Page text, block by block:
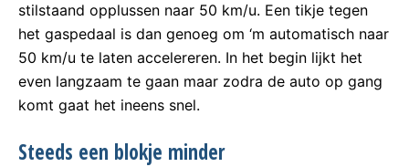
stilstaand opplussen naar 50 km/u. Een tikje tegen
het gaspedaal is dan genoeg om ‘m automatisch naar
50 km/u te laten accelereren. In het begin lijkt het
even langzaam te gaan maar zodra de auto op gang
komt gaat het ineens snel.
Steeds een blokje minder